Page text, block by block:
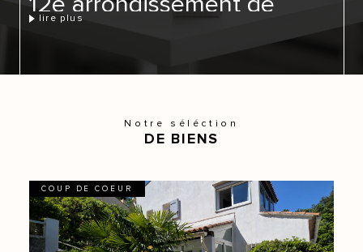
12e arrondissement de
Marseille ? Découvrez nos
prestations !
transactions immobilières. Pour cela, nous vous
proposons plusieurs prestations qui vous permettront
La vente de biens immobiliers
Que vous soyez propriétaire d’un bien immobilier ou
futur acquéreur à la recherche d’un appartement, nous
lire plus
Notre séléction
DE BIENS
COUP DE COEUR